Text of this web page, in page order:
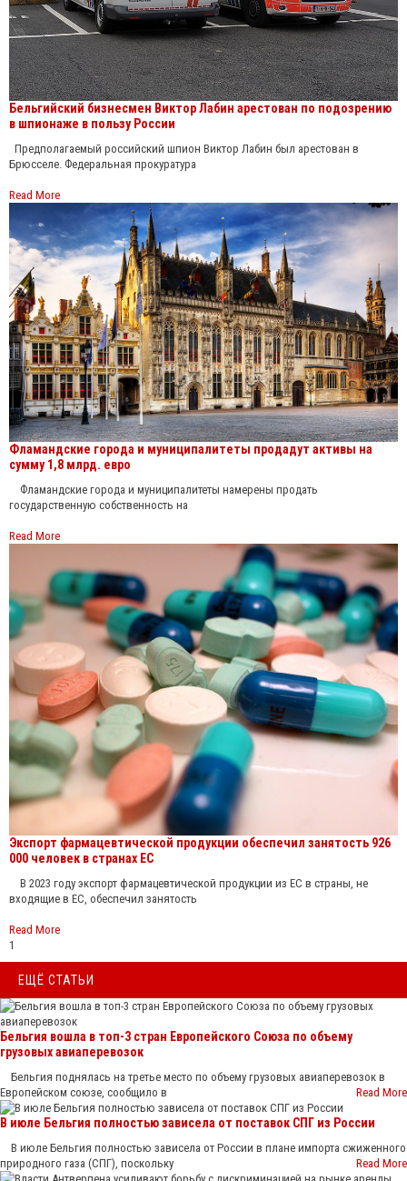
Бельгийский бизнесмен Виктор Лабин арестован по подозрению
в шпионаже в пользу России
Предполагаемый российский шпион Виктор Лабин был арестован в
Брюсселе. Федеральная прокуратура
Read More
Фламандские города и муниципалитеты продадут активы на
сумму 1,8 млрд. евро
Фламандские города и муниципалитеты намерены продать
государственную собственность на
Read More
Экспорт фармацевтической продукции обеспечил занятость 926
000 человек в странах ЕС
В 2023 году экспорт фармацевтической продукции из ЕС в страны, не
входящие в ЕС, обеспечил занятость
Read More
1
ЕЩЁ СТАТЬИ
Бельгия вошла в топ-3 стран Европейского Союза по объему
грузовых авиаперевозок
Бельгия поднялась на третье место по объему грузовых авиаперевозок в
Европейском союзе, сообщило в
Read More
В июле Бельгия полностью зависела от поставок СПГ из России
В июле Бельгия полностью зависела от России в плане импорта сжиженного
природного газа (СПГ), поскольку
Read More